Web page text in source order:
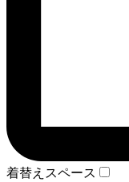
着替えスペース